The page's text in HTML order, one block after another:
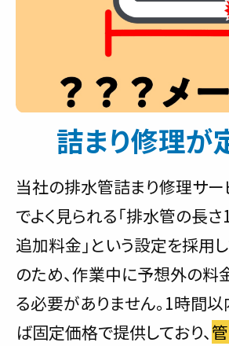
詰まり修理が
当社の排水管詰まり修理サー
でよく見られる「排水管の長
追加料金」という設定を採用
のため、作業中に予想外の料
る必要がありません。1時間
ば固定価格で提供しており、